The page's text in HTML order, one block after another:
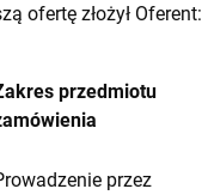
ofertę złożył Oferent:
przedmiotu
przez